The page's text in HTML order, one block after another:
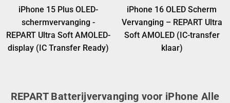
iPhone 15 Plus OLED-
schermvervanging -
REPART Ultra Soft AMOLED-
display (IC Transfer Ready)
iPhone 16 OLED Scherm
Vervanging – REPART Ultra
Soft AMOLED (IC-transfer
klaar)
REPART Batterijvervanging voor iPhone Alle